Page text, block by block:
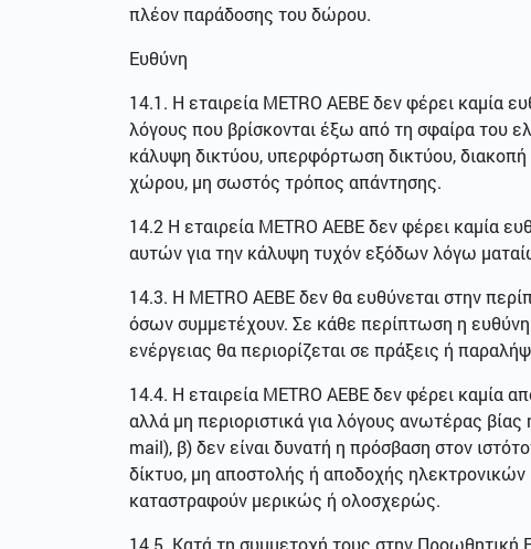
πλέον παράδοσης του δώρου.
Ευθύνη
14.1. Η εταιρεία METRO ΑΕΒΕ δεν φέρει καμία
λόγους που βρίσκονται έξω από τη σφαίρα του
κάλυψη δικτύου, υπερφόρτωση δικτύου,
χώρου, μη σωστός τρόπος απάντησης.
14.2 Η εταιρεία METRO ΑΕΒΕ δεν φέρει καμία
αυτών για την κάλυψη τυχόν εξόδων λόγω
14.3. Η METRO AEBE δεν θα ευθύνεται στην
όσων συμμετέχουν. Σε κάθε περίπτωση η ευθύνη
ενέργειας θα περιορίζεται σε πράξεις ή
14.4. Η εταιρεία METRO ΑΕΒΕ δεν φέρει καμία
αλλά μη περιοριστικά για λόγους ανωτέρας
mail), β) δεν είναι δυνατή η πρόσβαση στον
δίκτυο, μη αποστολής ή αποδοχής
καταστραφούν μερικώς ή ολοσχερώς.
14.5. Κατά τη συμμετοχή τους στην Προωθητική